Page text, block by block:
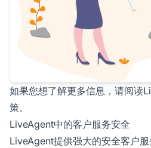
如果您想了解更多信息，请阅读
策。
LiveAgent中的客户服务安全
LiveAgent提供强大的安全客户